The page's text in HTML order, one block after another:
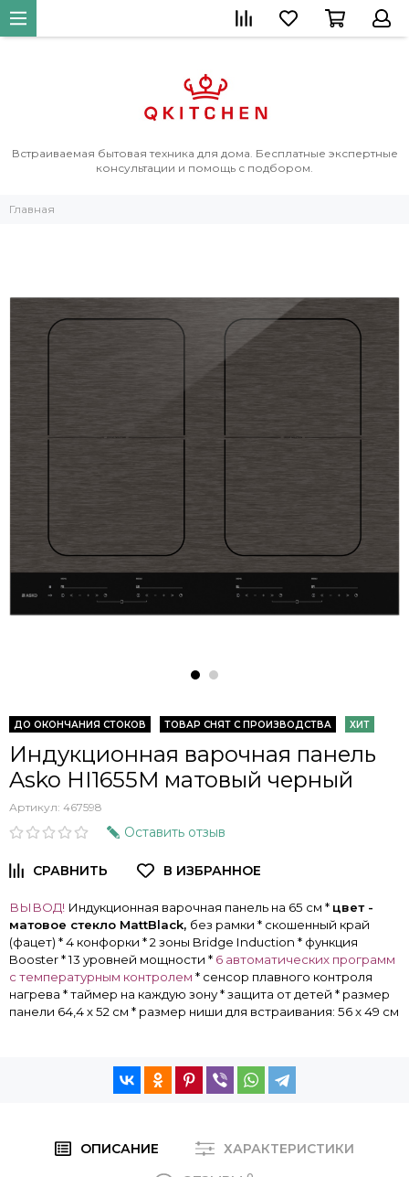
Встраиваемая бытовая техника для дома. Бесплатные экспертные
консультации и помощь с подбором.
Главная
ДО ОКОНЧАНИЯ СТОКОВ ТОВАР СНЯТ С ПРОИЗВОДСТВА ХИТ
Индукционная варочная панель
Asko HI1655M матовый черный
Артикул: 467598
Оставить отзыв
ВЫВОД! Индукционная варочная панель на 65 см * цвет -
матовое стекло MattBlack, без рамки * скошенный край
(фацет) * 4 конфорки * 2 зоны Bridge Induction * функция
Booster * 13 уровней мощности * 6 автоматических программ
с температурным контролем * сенсор плавного контроля
нагрева * таймер на каждую зону * защита от детей * размер
панели 64,4 х 52 см * размер ниши для встраивания: 56 x 49 см
ОПИСАНИЕ
ХАРАКТЕРИСТИКИ